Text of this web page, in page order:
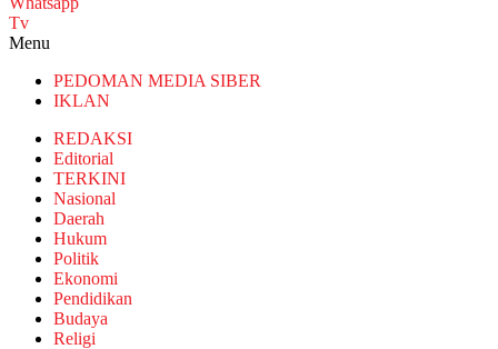
Tv
Menu
PEDOMAN MEDIA SIBER
IKLAN
REDAKSI
Editorial
TERKINI
Nasional
Daerah
Hukum
Politik
Ekonomi
Pendidikan
Budaya
Religi